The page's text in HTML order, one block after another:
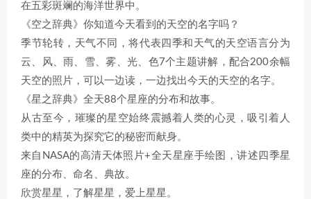
在五彩斑斓的海洋世界中。
《空之辞典》你知道今天看到的天空的名字吗？
季节轮转，天气不同，将代表四季和天气的天空语言分为
云、风、雨、雪、雾、光、色7个主题讲解，配合200余幅
天空的照片，可以一边读，一边找出今天的天空的名字。
《星之辞典》全天88个星座的分布和故事。
从古至今，璀璨的星空始终震撼着人类的心灵，吸引着人
类中的精英为探究它的秘密而献身。
来自NASA的高清天体照片+全天星座手绘图，讲述四季星
座的分布、命名、典故。
欣赏星星，了解星星，爱上星星。